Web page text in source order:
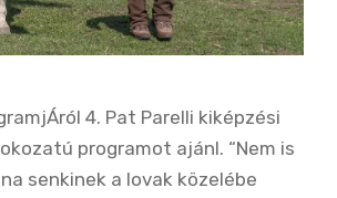
4. Pat Parelli kiképzési
programot ajánl. “Nem is
senkinek a lovak közelébe